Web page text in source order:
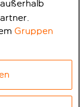
Gruppen